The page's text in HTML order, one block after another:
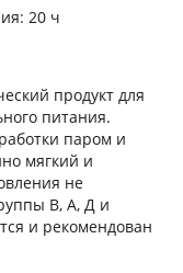
20 ч
продукт для
питания.
паром и
мягкий и
не
В, А, Д и
и рекомендован